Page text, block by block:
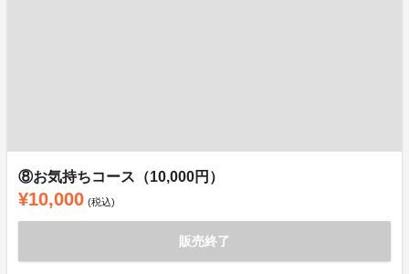
⑧お気持ちコース（10,000円）
¥10,000 (税込)
販売終了